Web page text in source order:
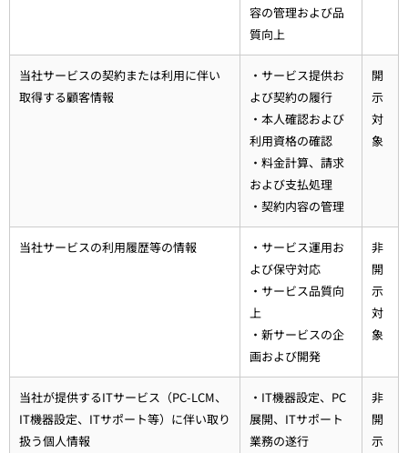
容の管理および品
質向上
当社サービスの契約または利用に伴い
取得する顧客情報
・サービス提供お
よび契約の履行
・本人確認および
利用資格の確認
・料金計算、請求
および支払処理
・契約内容の管理
開
示
対
象
当社サービスの利用履歴等の情報
・サービス運用お
よび保守対応
・サービス品質向
上
・新サービスの企
画および開発
非
開
示
対
象
当社が提供するITサービス（PC-LCM、
IT機器設定、ITサポート等）に伴い取り
扱う個人情報
・IT機器設定、PC
展開、ITサポート
業務の遂行
非
開
示